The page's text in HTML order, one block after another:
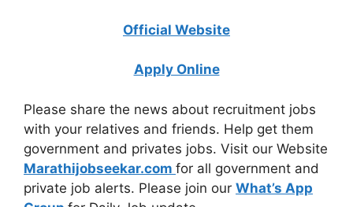
Official Website
Apply Online
Please share the news about recruitment jobs
with your relatives and friends. Help get them
government and privates jobs. Visit our Website
Marathijobseekar.com for all government and
private job alerts. Please join our What’s App